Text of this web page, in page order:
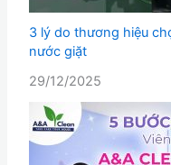
3 lý do thương hiệu
nước giặt
29/12/2025